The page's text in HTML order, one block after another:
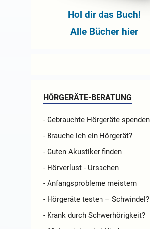
Hol dir das Buch!
Alle Bücher hier
HÖRGERÄTE-BERATUNG
- Gebrauchte Hörgeräte spenden
- Brauche ich ein Hörgerät?
- Guten Akustiker finden
- Hörverlust - Ursachen
- Anfangsprobleme meistern
- Hörgeräte testen – Schwindel?
- Krank durch Schwerhörigkeit?